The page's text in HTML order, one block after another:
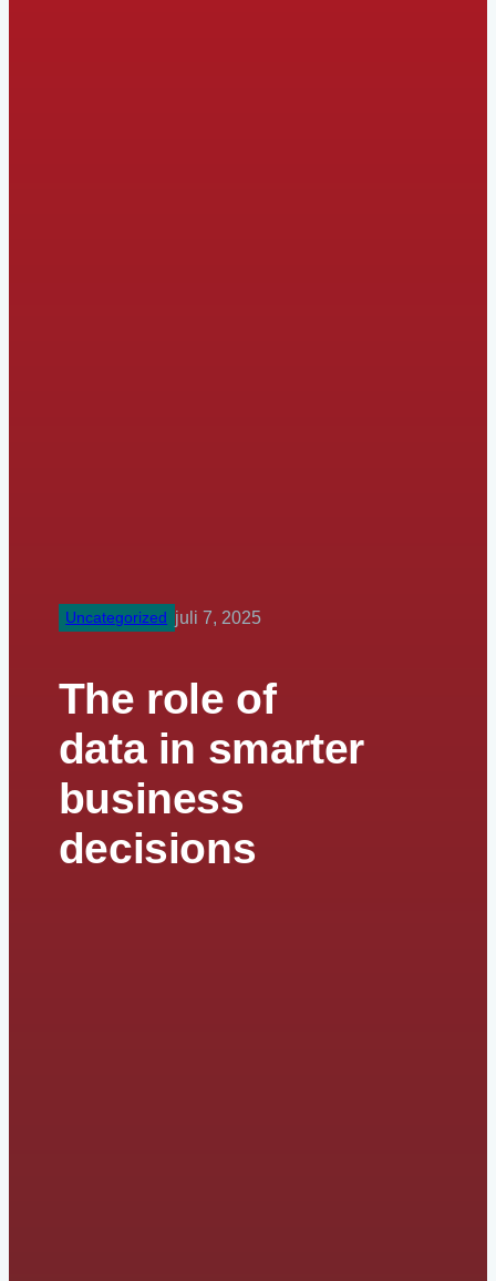
Uncategorized juli 7, 2025
The role of
data in smarter
business
decisions